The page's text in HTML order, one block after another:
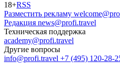
18+RSS
Разместить рекламу
Редакция news@profi.travel
Техническая поддержка
academy@profi.travel
Другие вопросы
info@profi.travel +7 (495) 120-28-